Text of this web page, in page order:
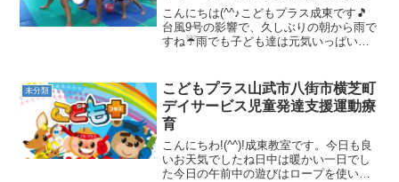
育
こんにちは(^^♪こどもプラス成東です🎵
台風9号の影響で、久しぶりの朝から雨で
すね☔雨でも子ども達は元気いっぱいに
などみんな一歩一歩上手に歩けていまし
た(^^♪ ボール...
未分類
こどもプラス山武市八街市横芝町
デイサービス児童発達支援運動療
育
こんにちわ!(^^)!成東教室です。今日も良
いお天気でしたね日中は暖かい一日でし
た今日の午前中の遊びはロープを使い結